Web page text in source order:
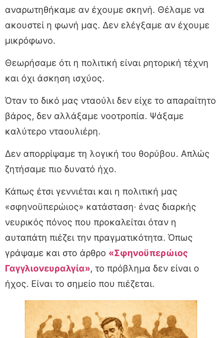
αναρωτηθήκαμε αν έχουμε σκηνή. Θέλαμε να
ακουστεί η φωνή μας. Δεν ελέγξαμε αν έχουμε
μικρόφωνο.
Θεωρήσαμε ότι η πολιτική είναι ρητορική τέχνη
και όχι άσκηση ισχύος.
Όταν το δικό μας νταούλι δεν είχε το απαραίτητο
βάρος, δεν αλλάξαμε νοοτροπία. Ψάξαμε
καλύτερο νταουλιέρη.
Δεν απορρίψαμε τη λογική του θορύβου. Απλώς
ζητήσαμε πιο δυνατό ήχο.
Κάπως έτσι γεννιέται και η πολιτική μας
«σφηνοϋπερώιος» κατάσταση· ένας διαρκής
νευρικός πόνος που προκαλείται όταν η
αυταπάτη πιέζει την πραγματικότητα. Όπως
γράψαμε και στο άρθρο «Σφηνοϋπερώιος
Γαγγλιονευραλγία», το πρόβλημα δεν είναι ο
ήχος. Είναι το σημείο που πιέζεται.